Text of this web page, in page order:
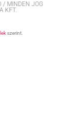
/ MINDEN JOG
KFT.
szerint.